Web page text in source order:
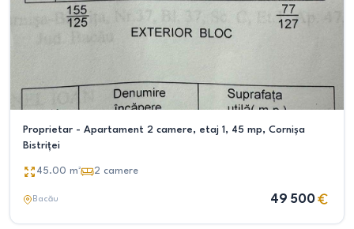
Proprietar - Apartament 2 camere, etaj 1, 45 mp, Cornișa
Bistriței
45.00 m² 2 camere
Bacău 49 500